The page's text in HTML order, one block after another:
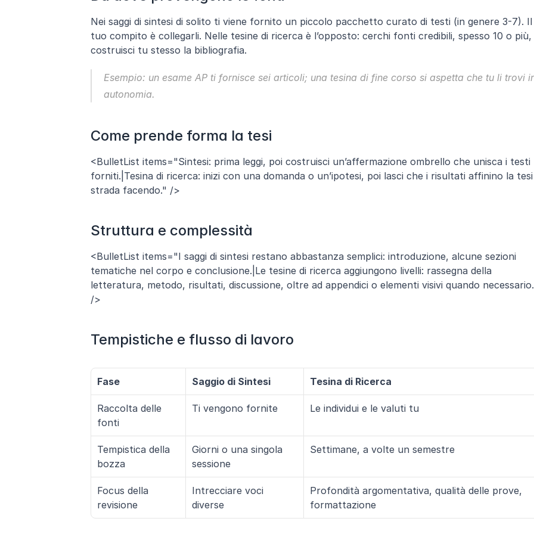
Nei saggi di sintesi di solito ti viene fornito un piccolo pacchetto curato di testi (in genere 3-7). Il
tuo compito è collegarli. Nelle tesine di ricerca è l’opposto: cerchi fonti credibili, spesso 10 o più,
costruisci tu stesso la bibliografia.
Esempio: un esame AP ti fornisce sei articoli; una tesina di fine corso si aspetta che tu li trovi
autonomia.
Come prende forma la tesi
<BulletList items="Sintesi: prima leggi, poi costruisci un’affermazione ombrello che unisca i testi
forniti.|Tesina di ricerca: inizi con una domanda o un’ipotesi, poi lasci che i risultati affinino la tesi
strada facendo." />
Struttura e complessità
<BulletList items="I saggi di sintesi restano abbastanza semplici: introduzione, alcune sezioni
tematiche nel corpo e conclusione.|Le tesine di ricerca aggiungono livelli: rassegna della
letteratura, metodo, risultati, discussione, oltre ad appendici o elementi visivi quando
/>
Tempistiche e flusso di lavoro
Fase Saggio di Sintesi Tesina di Ricerca
Raccolta delle
fonti
Ti vengono fornite Le individui e le valuti tu
Tempistica della
bozza
Giorni o una singola
sessione
Settimane, a volte un semestre
Focus della
revisione
Intrecciare voci
diverse
Profondità argomentativa, qualità delle prove,
formattazione